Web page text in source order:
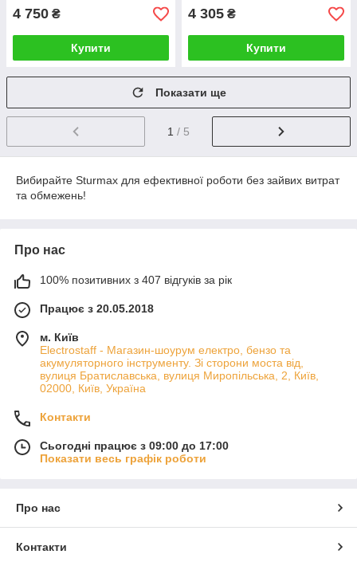
4 750 ₴
Купити
4 305 ₴
Купити
Показати ще
1 / 5
Вибирайте Sturmax для ефективної роботи без зайвих витрат
та обмежень!
Про нас
100% позитивних з 407 відгуків за рік
Працює з 20.05.2018
м. Київ
Electrostaff - Магазин-шоурум електро, бензо та
акумуляторного інструменту. Зі сторони моста від,
вулиця Братиславська, вулиця Миропільська, 2, Київ,
02000, Київ, Україна
Контакти
Сьогодні працює з 09:00 до 17:00
Показати весь графік роботи
Про нас
Контакти